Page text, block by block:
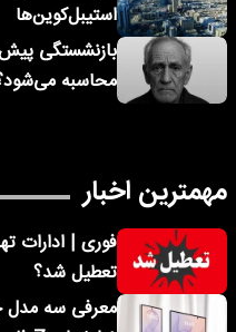
استیبل‌کوین‌ها
بازنشستگی پیش
محاسبه
مهمترین اخبار
تعطیل شد؟